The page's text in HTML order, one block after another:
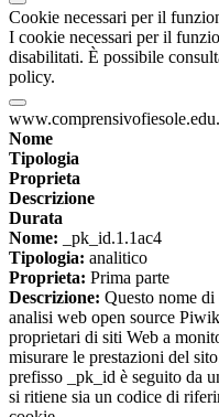
Cookie necessari per il
I cookie necessari per il
disabilitati. È possibile
policy.
Nome
Tipologia
Proprieta
Descrizione
Durata
Nome: _pk_id.1.1ac4
Tipologia: analitico
Proprieta: Prima parte
Descrizione: Questo nome
analisi web open source
proprietari di siti Web a
misurare le prestazioni del
prefisso _pk_id è seguito da
si ritiene sia un codice di